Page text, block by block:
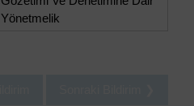
Yönetmelik